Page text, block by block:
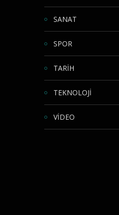
SANAT
SPOR
TARİH
TEKNOLOJİ
VİDEO